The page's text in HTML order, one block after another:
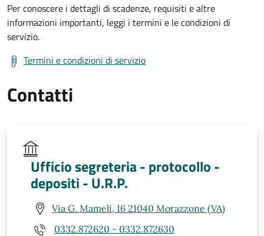
Per conoscere i dettagli di scadenze, requisiti e altre
informazioni importanti, leggi i termini e le condizioni di
servizio.
Termini e condizioni di servizio
Contatti
Ufficio segreteria - protocollo -
depositi - U.R.P.
Via G. Mameli, 16 21040 Morazzone (VA)
0332.872620 - 0332.872630